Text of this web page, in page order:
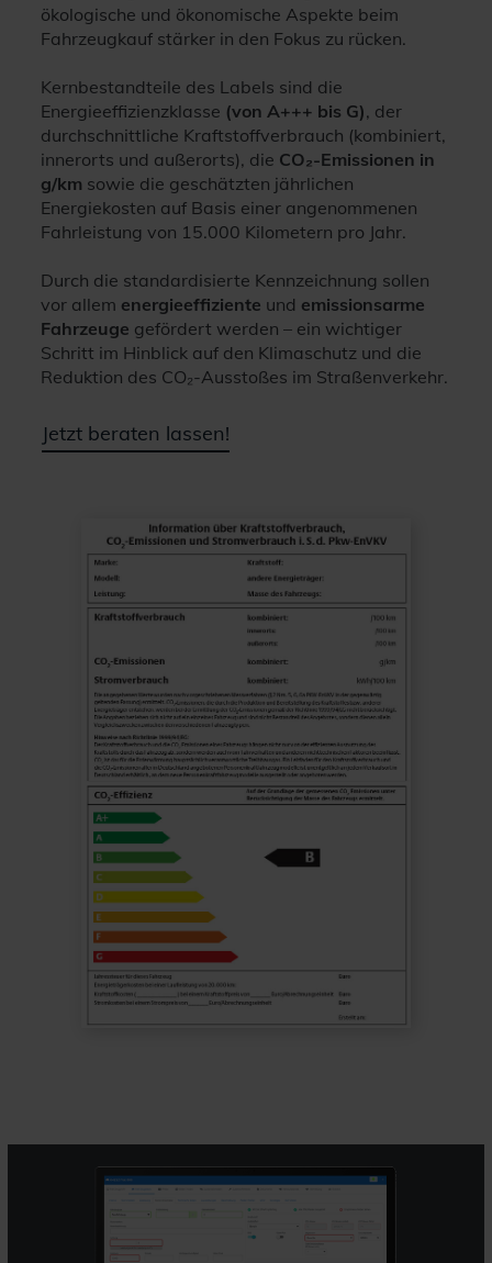
ökologische und ökonomische Aspekte beim
Fahrzeugkauf stärker in den Fokus zu rücken.
Kernbestandteile des Labels sind die
Energieeffizienzklasse (von A+++ bis G), der
durchschnittliche Kraftstoffverbrauch (kombiniert,
innerorts und außerorts), die CO₂-Emissionen in
g/km sowie die geschätzten jährlichen
Energiekosten auf Basis einer angenommenen
Fahrleistung von 15.000 Kilometern pro Jahr.
Durch die standardisierte Kennzeichnung sollen
vor allem energieeffiziente und emissionsarme
Fahrzeuge gefördert werden – ein wichtiger
Schritt im Hinblick auf den Klimaschutz und die
Reduktion des CO₂-Ausstoßes im Straßenverkehr.
Jetzt beraten lassen!